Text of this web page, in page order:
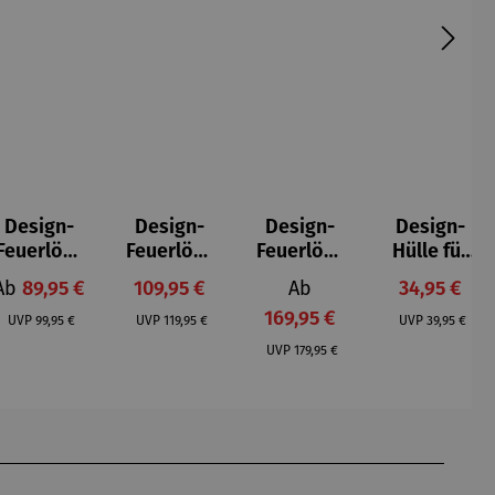
Design-
her
Classic
89,95 €
UVP Regulärer Preis:
99,95 €
Design-
Feuerlösc
her Leder
Edition
Verkaufspreis:
109,95 €
UVP Regulärer Preis:
119,95 €
Design-
Feuerlösc
her Steel
Edition
Verkaufspreis:
Ab
169,95 €
UVP Regulärer Preis:
179,95 €
Design-
Hülle für
Streichhol
zschachte
ln
34,95 €
UVP Regulärer
39,95 €